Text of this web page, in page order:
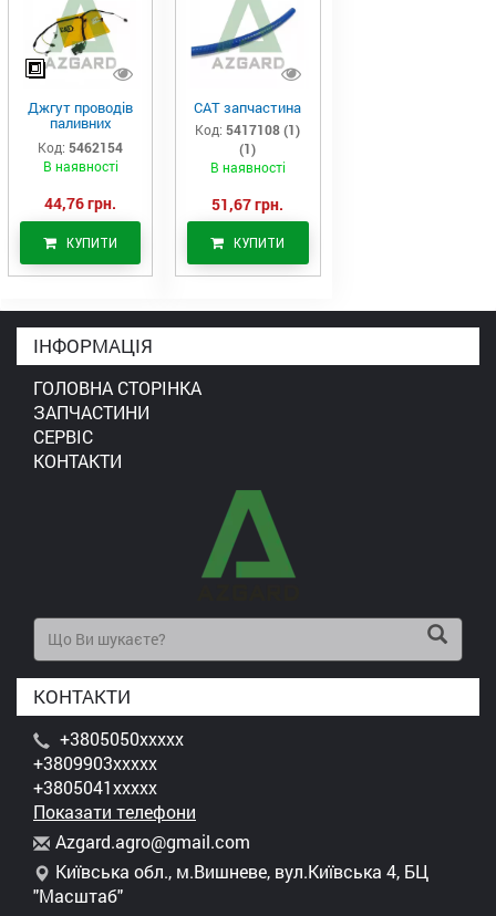
Джгут проводів
паливних
форсунок CAT
C7/C9 (546-2154)
Код: 5462154
В наявності
44,76 грн.
КУПИТИ
САТ запчастина
Код: 5417108 (1)
(1)
В наявності
51,67 грн.
КУПИТИ
ІНФОРМАЦІЯ
ГОЛОВНА СТОРІНКА
ЗАПЧАСТИНИ
СЕРВІС
КОНТАКТИ
КОНТАКТИ
+3805050xxxxx
+3809903xxxxx
+3805041xxxxx
Показати телефони
Azgard.agro@gmail.com
Київська обл., м.Вишневе, вул.Київська 4, БЦ
"Масштаб"